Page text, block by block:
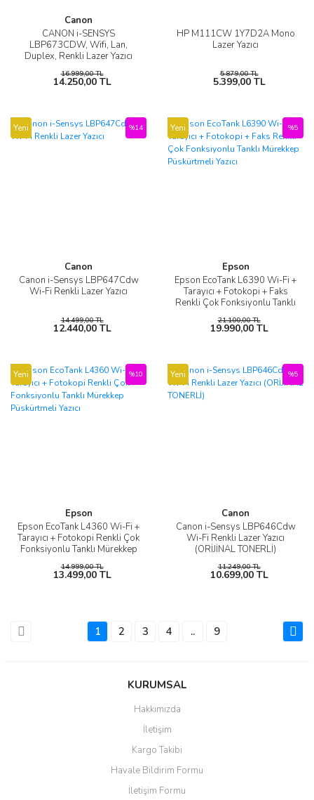
Canon
CANON i-SENSYS
LBP673CDW, Wifi, Lan,
Duplex, Renkli Lazer Yazıcı
TONERLİ
16.999,00 TL
14.250,00 TL
HP M111CW 1Y7D2A Mono
Lazer Yazıcı
5.879,00 TL
5.399,00 TL
Yeni
Canon
Canon i-Sensys LBP647Cdw
Wi-Fi Renkli Lazer Yazıcı
%14
14.499,00 TL
12.440,00 TL
Yeni
Epson
Epson EcoTank L6390 Wi-Fi +
Tarayıcı + Fotokopi + Faks
Renkli Çok Fonksiyonlu Tanklı
%5
21.100,00 TL
19.990,00 TL
Yeni
Epson
Epson EcoTank L4360 Wi-Fi +
Tarayıcı + Fotokopi Renkli Çok
Fonksiyonlu Tanklı Mürekkep
%10
14.999,00 TL
13.499,00 TL
Yeni
Canon
Canon i-Sensys LBP646Cdw
Wi-Fi Renkli Lazer Yazıcı
(ORİJİNAL TONERLİ)
%5
11.249,00 TL
10.699,00 TL
1 2 3 4 .. 9
KURUMSAL
Hakkımızda
İletişim
Kargo Takibi
Havale Bildirim Formu
İletişim Formu